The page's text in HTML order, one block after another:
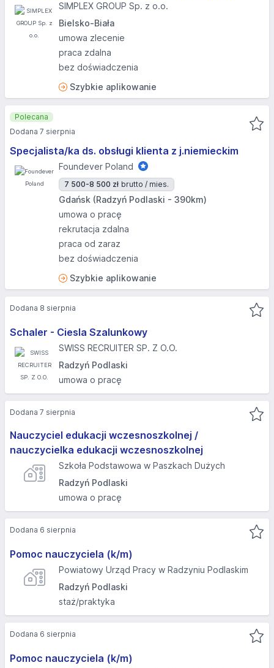
SIMPLEX GROUP Sp. z o.o.
Bielsko-Biała
umowa zlecenie
praca zdalna
bez doświadczenia
Szybkie aplikowanie
Specjalista/ka ds. obsługi klienta z j.niemieckim
Foundever Poland
7 500-8 500 zł brutto / mies.
Gdańsk (Radzyń Podlaski - 390km)
umowa o pracę
rekrutacja zdalna
praca od zaraz
bez doświadczenia
Szybkie aplikowanie
Polecana
Dodana 7 sierpnia
Schaler - Ciesla Szalunkowy
SWISS RECRUITER SP. Z O.O.
Radzyń Podlaski
umowa o pracę
Dodana 8 sierpnia
Nauczyciel edukacji wczesnoszkolnej /
nauczycielka edukacji wczesnoszkolnej
Szkoła Podstawowa w Paszkach Dużych
Radzyń Podlaski
umowa o pracę
Dodana 7 sierpnia
Pomoc nauczyciela (k/m)
Powiatowy Urząd Pracy w Radzyniu Podlaskim
Radzyń Podlaski
staż/praktyka
Dodana 6 sierpnia
Pomoc nauczyciela (k/m)
Dodana 6 sierpnia